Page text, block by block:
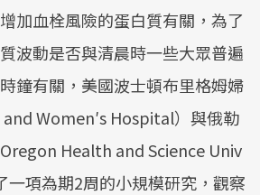
加血栓風險的蛋白質有關，為了
波動是否與清晨時一些大眾普遍
鐘有關，美國波士頓布里格姆婦
Women′s Hospital）與俄勒
Health and Science Univ
一項為期2周的小規模研究，觀察